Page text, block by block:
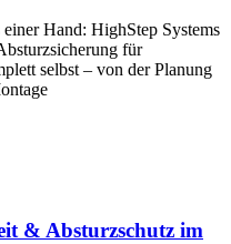
Hand: HighStep Systems
für
selbst – von der Planung
& Absturzschutz im